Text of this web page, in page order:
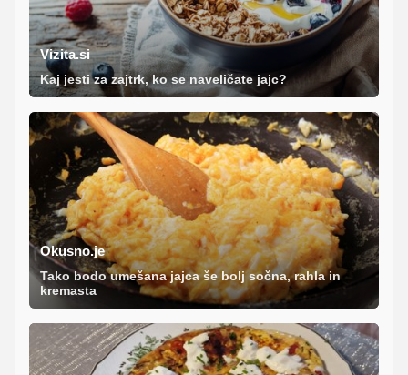
Vizita.si
Kaj jesti za zajtrk, ko se naveličate jajc?
Okusno.je
Tako bodo umešana jajca še bolj sočna, rahla in
kremasta